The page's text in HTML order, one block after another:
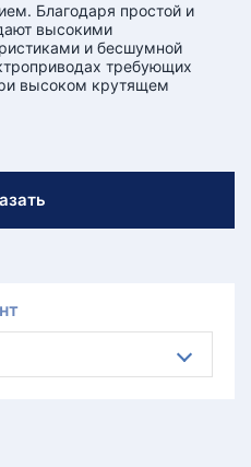
Благодаря простой и
высокими
и бесшумной
требующих
высоком крутящем